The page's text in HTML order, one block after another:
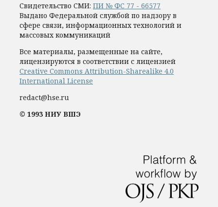
Свидетельство СМИ: ПИ № ФС 77 - 66577
Выдано Федеральной службой по надзору в
сфере связи, информационных технологий и
массовых коммуникаций
Все материалы, размещенные на сайте,
лицензируются в соответствии с лицензией
Creative Commons Attribution-Sharealike 4.0
International License
redact@hse.ru
© 1993 НИУ ВШЭ